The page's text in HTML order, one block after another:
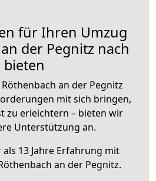
für Ihren Umzug
der Pegnitz nach
bieten
an der Pegnitz
mit sich bringen,
zu erleichtern – bieten wir
Unterstützung an.
13 Jahre Erfahrung mit
an der Pegnitz.